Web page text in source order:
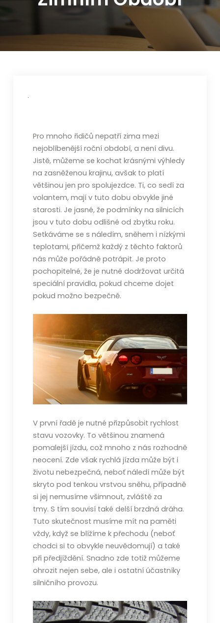
Pro mnoho řidičů nepatří zima mezi
nejoblíbenější roční období, a není divu.
Jistě, můžeme se kochat krásnými výhledy
na zasněženou krajinu, avšak to platí
většinou jen pro spolujezdce. Ti, co sedí za
volantem, mají v tuto dobu obvykle jiné
starosti. Je jasné, že podmínky na silnicích
jsou v tuto dobu odlišné od zbytku roku.
Setkáváme se s náledím, sněhem i nízkými
teplotami, přičemž každý z těchto faktorů
nás může pořádně potrápit. Je proto
pochopitelné, že je nutné dodržovat určitá
speciální pravidla, pokud chceme dojet
pokud možno bezpečně.
V první řadě je nutné přizpůsobit rychlost
stavu vozovky. To většinou znamená
pomalejší jízdu, což mnoho z nás rozhodně
neocení. Zde však rychlá jízda může být i
životu nebezpečná, neboť náledí může být
skryto pod tenkou vrstvou sněhu, případně
si jej nemusíme všimnout, zvláště za
tmy. S tím souvisí také delší brzdná dráha.
Tuto skutečnost musíme mít na paměti
vždy, když se blížíme k přechodu (neboť
chodci si to obvykle neuvědomují) a také
při předjíždění. Snadno zde totiž můžeme
ohrozit nejen sebe, ale i ostatní účastníky
silničního provozu.